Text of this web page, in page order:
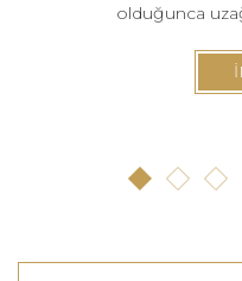
olduğunca